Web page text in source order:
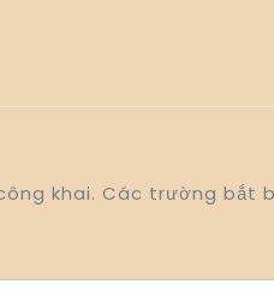
khai. Các trường bắt